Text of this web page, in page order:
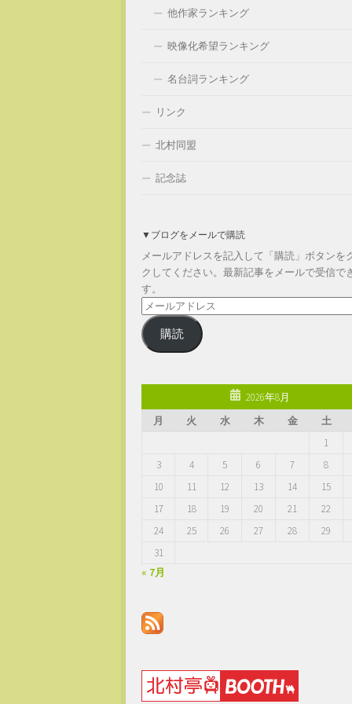
他作家ランキング
映像化希望ランキング
名台詞ランキング
リンク
北村同盟
記念誌
▼ブログをメールで購読
メールアドレスを記入して「購読」ボタンを
クしてください。最新記事をメールで受信で
す。
メ
ー
ル
ア
レ
購読
2026年8月
月
火 水 木 金 土
1
3
4 5 6 7 8
10
11 12 13 14 15
17
18 19 20 21 22
24
25 26 27 28 29
31
« 7月